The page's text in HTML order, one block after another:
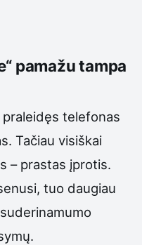
pamažu tampa
telefonas
Tačiau visiškai
– prastas įprotis.
tuo daugiau